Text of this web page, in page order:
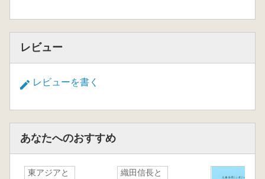
レビュー
レビューを書く
あなたへのおすすめ
東アジアと
織田信長と